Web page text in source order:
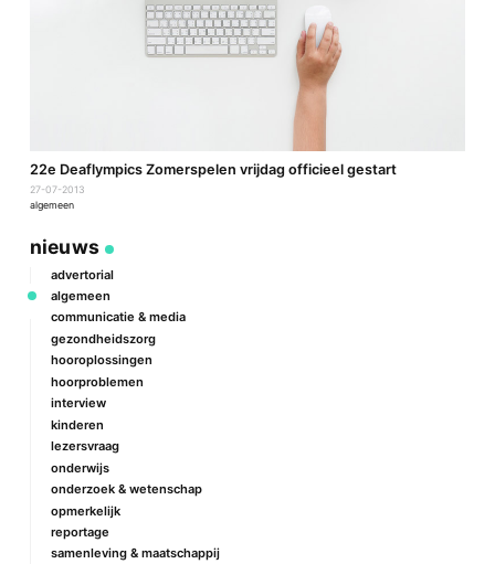
22e Deaflympics Zomerspelen vrijdag officieel gestart
27-07-2013
algemeen
nieuws
advertorial
algemeen
communicatie & media
gezondheidszorg
hooroplossingen
hoorproblemen
interview
kinderen
lezersvraag
onderwijs
onderzoek & wetenschap
opmerkelijk
reportage
samenleving & maatschappij